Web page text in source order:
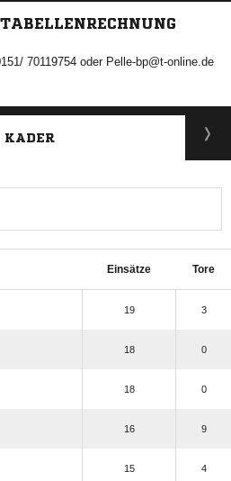
70119754 oder Pelle-bp@t-online.de
KADER
Einsätze Tore
19 3
18 0
18 0
16 9
15 4